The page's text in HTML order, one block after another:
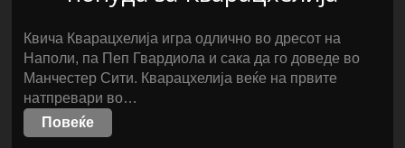
Квича Кварацхелија игра одлично во дресот на
Наполи, па Пеп Гвардиола и сака да го доведе во
Манчестер Сити. Кварацхелија веќе на првите
натпревари во…
Повеќе